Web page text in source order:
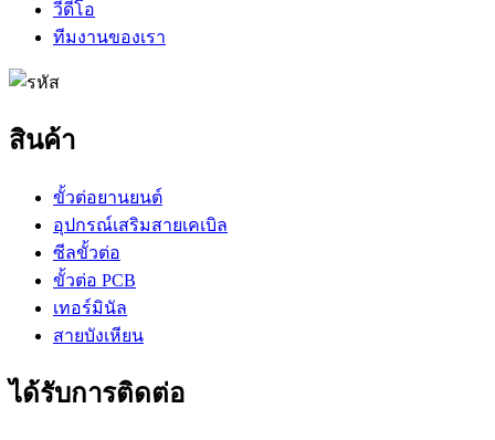
วีดีโอ
ทีมงานของเรา
สินค้า
ขั้วต่อยานยนต์
อุปกรณ์เสริมสายเคเบิล
ซีลขั้วต่อ
ขั้วต่อ PCB
เทอร์มินัล
สายบังเหียน
ได้รับการติดต่อ